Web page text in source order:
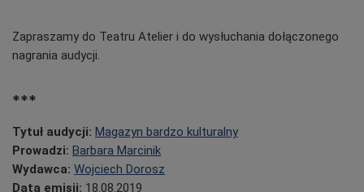
Zapraszamy do Teatru Atelier i do wysłuchania dołączonego
nagrania audycji.
***
Tytuł audycji: Magazyn bardzo kulturalny
Prowadzi: Barbara Marcinik
Wydawca: Wojciech Dorosz
Data emisji: 18.08.2019